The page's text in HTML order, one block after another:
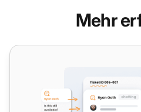
Mehr
Funktionen des Ticketing-